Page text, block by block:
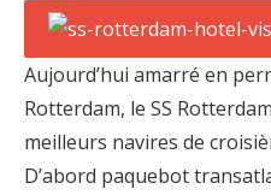
Aujourd’hui amarré en
Rotterdam, le SS
meilleurs navires de
D’abord paquebot